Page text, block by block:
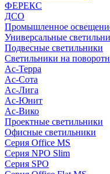
ФЕРЕКС
ДСО
Промышленное
Универсальные
Подвесные светильники
Светильники на
Ас-Терра
Ас-Сота
Ас-Лига
Ас-Юнит
Ас-Вико
Проектные светильники
Офисные светильники
Серия Office MS
Серия NPO Slim
Серия SPO